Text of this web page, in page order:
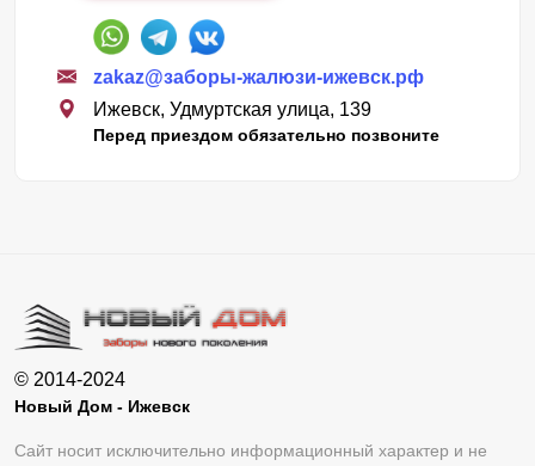
zakaz@заборы-жалюзи-ижевск.рф
Ижевск, Удмуртская улица, 139
Перед приездом обязательно позвоните
© 2014-2024
Новый Дом - Ижевск
Сайт носит исключительно информационный характер и не